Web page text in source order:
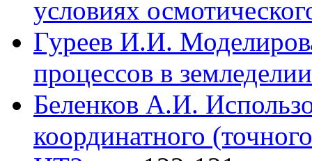
условиях
Гуреев И.И.
процессов в земледелии
Беленков А.И.
координатного